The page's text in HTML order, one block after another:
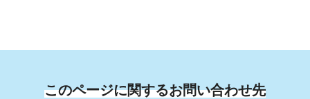
このページに関するお問い合わせ先